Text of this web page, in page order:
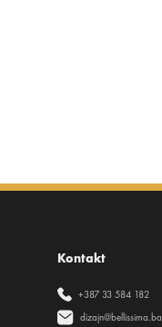
Kontakt
+387 33 584 182
dizajn@bellissima.ba